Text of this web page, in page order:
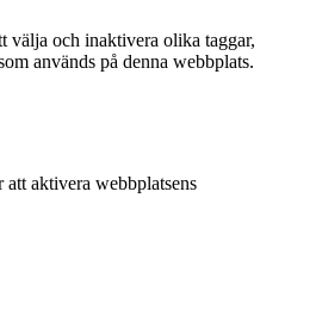
välja och inaktivera olika taggar,
används på denna webbplats.
aktivera webbplatsens